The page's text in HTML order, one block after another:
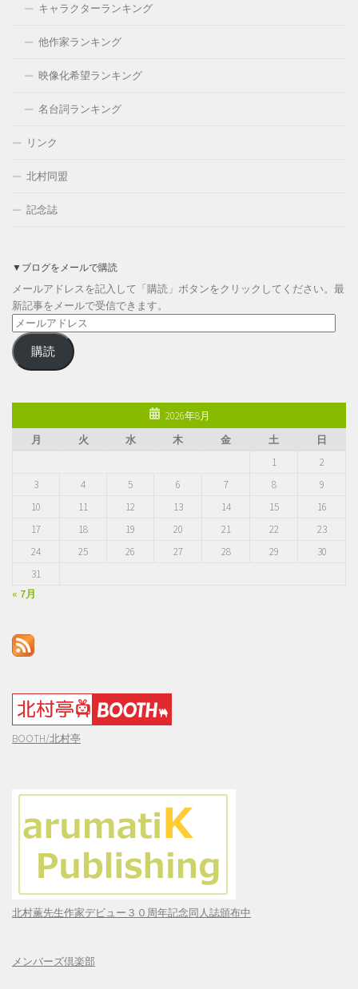
キャラクターランキング
他作家ランキング
映像化希望ランキング
名台詞ランキング
リンク
北村同盟
記念誌
▼ブログをメールで購読
メールアドレスを記入して「購読」ボタンをクリックしてください。最
新記事をメールで受信できます。
メ
ー
ル
ア
レ
購読
2026年8月
月
火 水 木 金 土
日
1
2
3
4 5 6 7 8
9
10
11 12 13 14 15
16
17
18 19 20 21 22
23
24
25 26 27 28 29
30
31
« 7月
BOOTH/北村亭
北村薫先生作家デビュー３０周年記念同人誌頒布中
メンバーズ倶楽部